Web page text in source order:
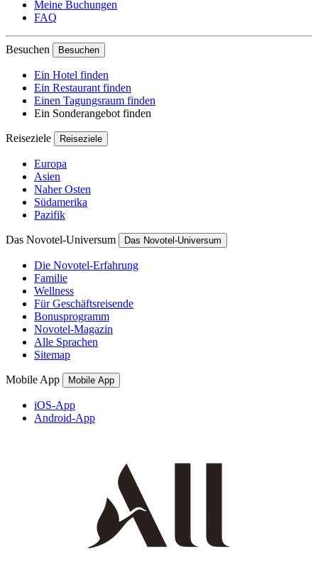
Meine Buchungen
FAQ
Besuchen Besuchen
Ein Hotel finden
Ein Restaurant finden
Einen Tagungsraum finden
Ein Sonderangebot finden
Reiseziele Reiseziele
Europa
Asien
Naher Osten
Südamerika
Pazifik
Das Novotel-Universum Das Novotel-Universum
Die Novotel-Erfahrung
Familie
Wellness
Für Geschäftsreisende
Bonusprogramm
Novotel-Magazin
Alle Sprachen
Sitemap
Mobile App Mobile App
iOS-App
Android-App